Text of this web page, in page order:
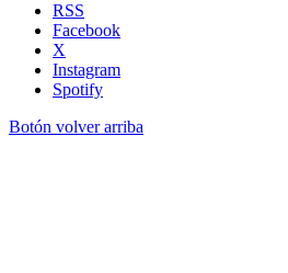
RSS
Facebook
X
Instagram
Spotify
Botón volver arriba